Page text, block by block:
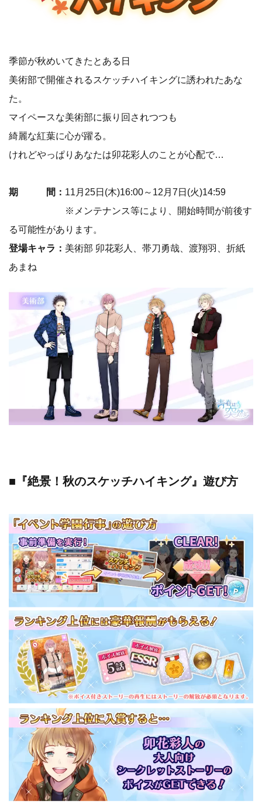
季節が秋めいてきたとある日
美術部で開催されるスケッチハイキングに誘われたあな
た。
マイペースな美術部に振り回されつつも
綺麗な紅葉に心が躍る。
けれどやっぱりあなたは卯花彩人のことが心配で…
期 間： 11月25日(木)16:00～12月7日(火)14:59
※メンテナンス等により、開始時間が前後す
る可能性があります。
登場キャラ： 美術部 卯花彩人、帯刀勇哉、渡翔羽、折紙
あまね
■『絶景！秋のスケッチハイキング』遊び方